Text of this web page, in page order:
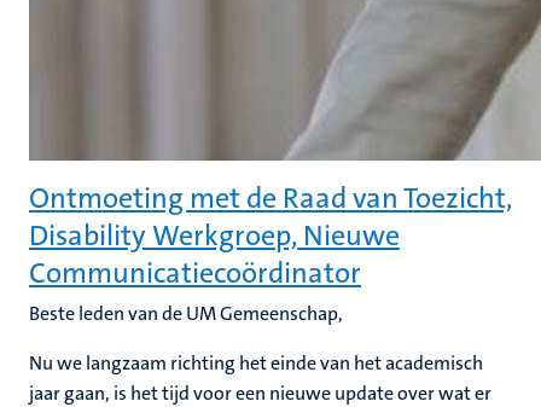
Ontmoeting met de Raad van Toezicht,
Disability Werkgroep, Nieuwe
Communicatiecoördinator
Beste leden van de UM Gemeenschap,
Nu we langzaam richting het einde van het academisch
jaar gaan, is het tijd voor een nieuwe update over wat er